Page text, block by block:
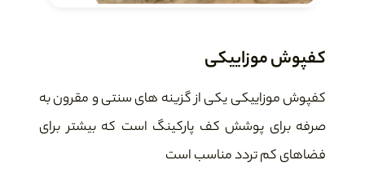
کفپوش موزاییکی
کفپوش موزاییکی یکی از گزینه های سنتی و مقرون به
صرفه برای پوشش کف پارکینگ است که بیشتر برای
فضاهای کم تردد مناسب است